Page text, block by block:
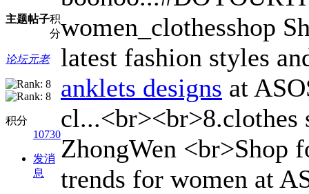
主题帖子积
分
论坛元老
积分
10730
发消
息
women_clothesshop
latest fashion styles
anklets designs at
cl...<br><br>8.clothes
ZhongWen <br>Shop
trends for women at